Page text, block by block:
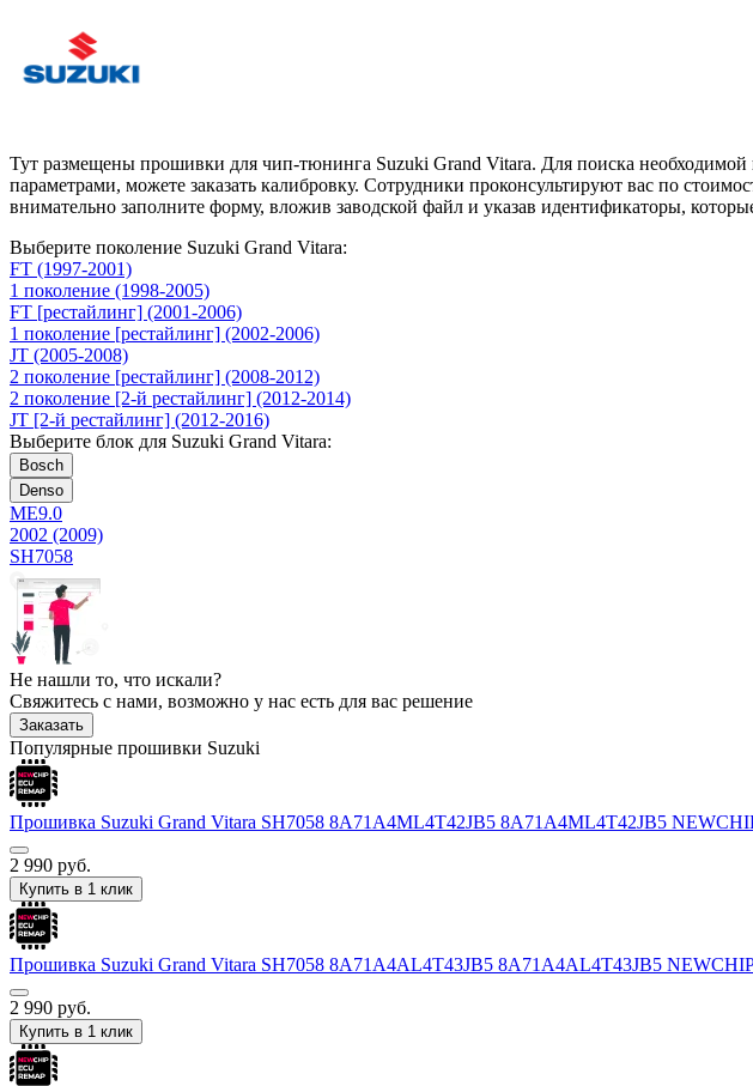
Тут размещены прошивки для чип-тюнинга Suzuki Grand Vitara. Для поиска
параметрами, можете заказать калибровку. Сотрудники проконсультируют вас по
внимательно заполните форму, вложив заводской файл и указав идентификаторы,
Выберите поколение Suzuki Grand Vitara:
FT (1997-2001)
1 поколение (1998-2005)
FT [рестайлинг] (2001-2006)
1 поколение [рестайлинг] (2002-2006)
JT (2005-2008)
2 поколение [рестайлинг] (2008-2012)
2 поколение [2-й рестайлинг] (2012-2014)
JT [2-й рестайлинг] (2012-2016)
Выберите блок для Suzuki Grand Vitara:
Bosch
Denso
ME9.0
2002 (2009)
SH7058
Не нашли то, что искали?
Свяжитесь с нами, возможно у нас есть для вас решение
Заказать
Популярные прошивки Suzuki
Прошивка Suzuki Grand Vitara SH7058 8A71A4ML4T42JB5 8A71A4ML4T42JB5
2 990 руб.
Купить в 1 клик
Прошивка Suzuki Grand Vitara SH7058 8A71A4AL4T43JB5 8A71A4AL4T43JB5
2 990 руб.
Купить в 1 клик